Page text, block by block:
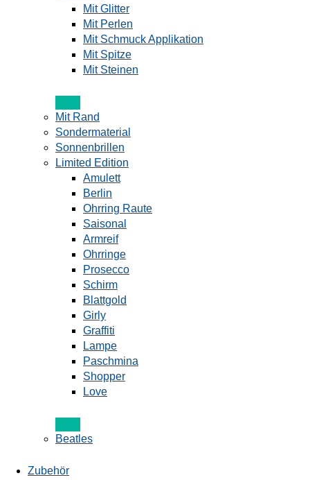
Mit Glitter
Mit Perlen
Mit Schmuck Applikation
Mit Spitze
Mit Steinen
Mit Rand
Sondermaterial
Sonnenbrillen
Limited Edition
Amulett
Berlin
Ohrring Raute
Saisonal
Armreif
Ohrringe
Prosecco
Schirm
Blattgold
Girly
Graffiti
Lampe
Paschmina
Shopper
Love
Beatles
Zubehör